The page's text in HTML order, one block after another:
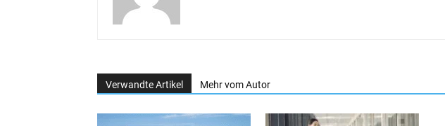
Verwandte Artikel Mehr vom Autor